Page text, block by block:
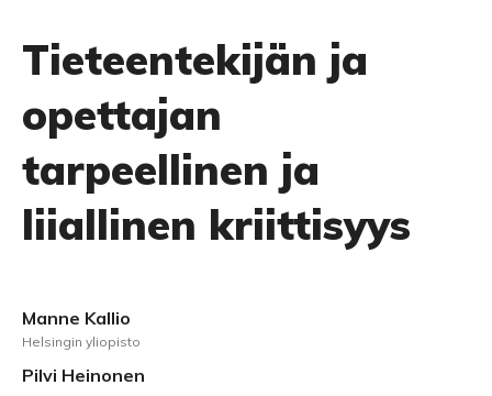
Tieteentekijän ja
opettajan
tarpeellinen ja
liiallinen kriittisyys
Manne Kallio
Helsingin yliopisto
Pilvi Heinonen